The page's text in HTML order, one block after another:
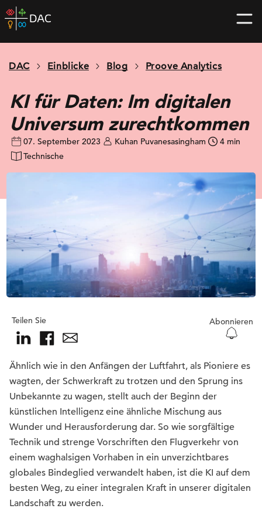
Skip
to
home
DAC Einblicke Blog Proove Analytics
KI für Daten: Im digitalen
Universum zurechtkommen
07. September 2023 Kuhan Puvanesasingham
4 min
Technische
Teilen Sie Abonnieren
Ähnlich wie in den Anfängen der Luftfahrt, als Pioniere es
wagten, der Schwerkraft zu trotzen und den Sprung ins
Unbekannte zu wagen, stellt auch der Beginn der
künstlichen Intelligenz eine ähnliche Mischung aus
Wunder und Herausforderung dar. So wie sorgfältige
Technik und strenge Vorschriften den Flugverkehr von
einem waghalsigen Vorhaben in ein unverzichtbares
globales Bindeglied verwandelt haben, ist die KI auf dem
besten Weg, zu einer integralen Kraft in unserer digitalen
Landschaft zu werden.